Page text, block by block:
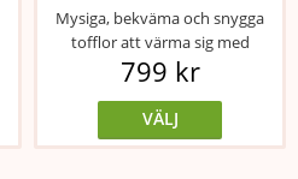
Mysiga, bekväma och snygga
tofflor att värma sig med
inomhus. Ovande...
799 kr
VÄLJ